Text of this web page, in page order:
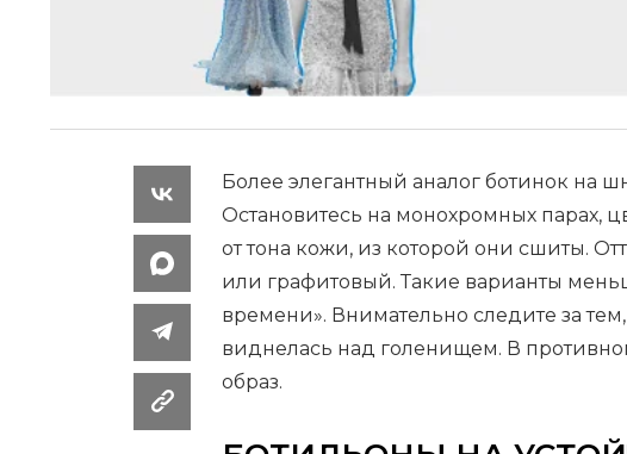
Более элегантный аналог ботинок на
Остановитесь на монохромных парах,
от тона кожи, из которой они сшиты.
или графитовый. Такие варианты
времени». Внимательно следите за
виднелась над голенищем. В
образ.